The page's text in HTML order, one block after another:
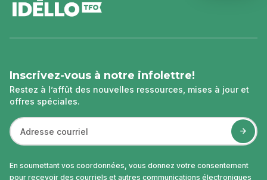
de
page
Inscrivez-vous à notre infolettre!
Restez à l’affût des nouvelles ressources, mises à jour et
offres spéciales.
En soumettant vos coordonnées, vous donnez votre consentement
pour recevoir des courriels et autres communications électroniques